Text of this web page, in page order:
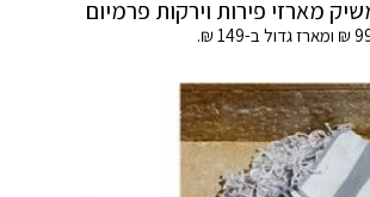
מארזי פירות וירקות פרמיום